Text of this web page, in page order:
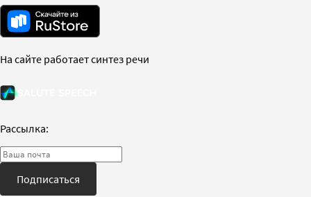
На сайте работает синтез речи
Рассылка:
Подписаться